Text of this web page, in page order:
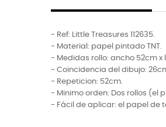
- Ref: Little Treasures 112635.
- Material: papel pintado TNT.
- Medidas rollo: ancho 52cm x
- Coincidencia del dibujo:
- Repeticion: 52cm.
- Minimo orden: Dos rollos (el
- Fácil de aplicar: el papel de